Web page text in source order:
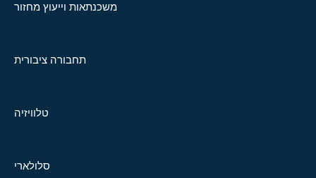
משכנתאות וייעוץ מחזור
תחבורה ציבורית
טלוויזיה
סלולארי